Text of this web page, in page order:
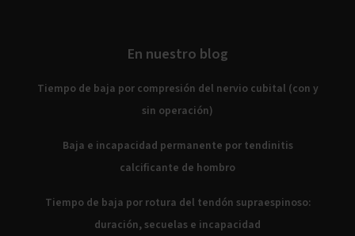
En nuestro blog
Tiempo de baja por compresión del nervio cubital (con y
sin operación)
Baja e incapacidad permanente por tendinitis
calcificante de hombro
Tiempo de baja por rotura del tendón supraespinoso:
duración, secuelas e incapacidad